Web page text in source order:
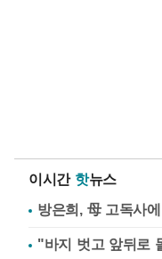
이시간 핫뉴스
방은희, 母 고독사
"바지 벗고 앞뒤로